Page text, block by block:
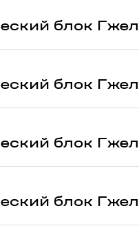
блок
блок
блок
блок